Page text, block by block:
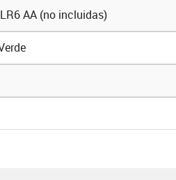
AA (no incluidas)